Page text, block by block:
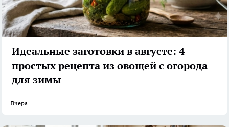
Идеальные заготовки в августе: 4
простых рецепта из овощей с огорода
для зимы
Вчера